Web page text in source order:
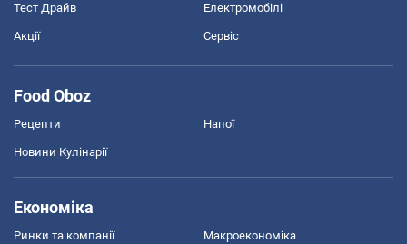
Тест Драйв Електромобілі
Акції Сервіс
Food Oboz
Рецепти Напої
Новини Кулінарії
Економіка
Ринки та компанії Макроекономіка